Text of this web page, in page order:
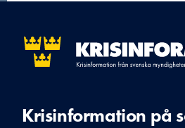
Krisinformation på